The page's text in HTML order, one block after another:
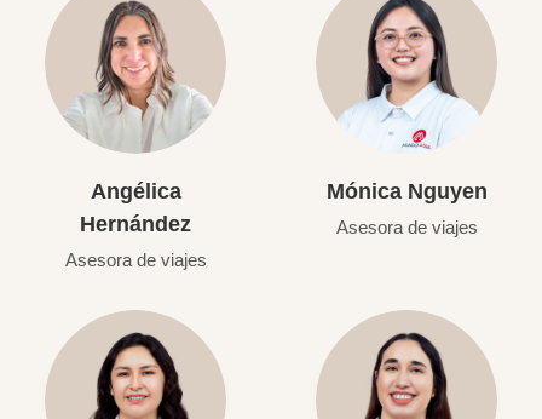
Angélica
Hernández
Asesora de viajes
Mónica Nguyen
Asesora de viajes